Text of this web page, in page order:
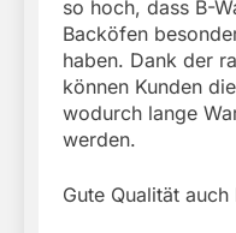
so hoch, dass B-
Backöfen
haben. Dank der
können Kunden
wodurch lange
werden.
Gute Qualität